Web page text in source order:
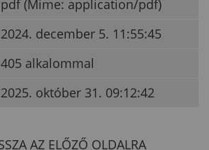
pdf (Mime: application/pdf)
2024. december 5. 11:55:45
405 alkalommal
2025. október 31. 09:12:42